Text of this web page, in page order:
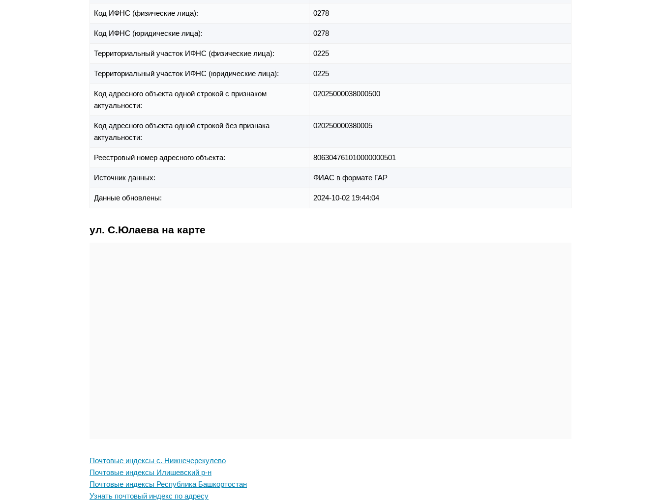
Код ИФНС (физические лица): 0278
Код ИФНС (юридические лица): 0278
Территориальный участок ИФНС (физические лица): 0225
Территориальный участок ИФНС (юридические лица): 0225
Код адресного объекта одной строкой с признаком
актуальности:
02025000038000500
Код адресного объекта одной строкой без признака
актуальности:
020250000380005
Реестровый номер адресного объекта: 806304761010000000501
Источник данных: ФИАС в формате ГАР
Данные обновлены: 2024-10-02 19:44:04
ул. С.Юлаева на карте
Почтовые индексы с. Нижнечерекулево
Почтовые индексы Илишевский р-н
Почтовые индексы Республика Башкортостан
Узнать почтовый индекс по адресу